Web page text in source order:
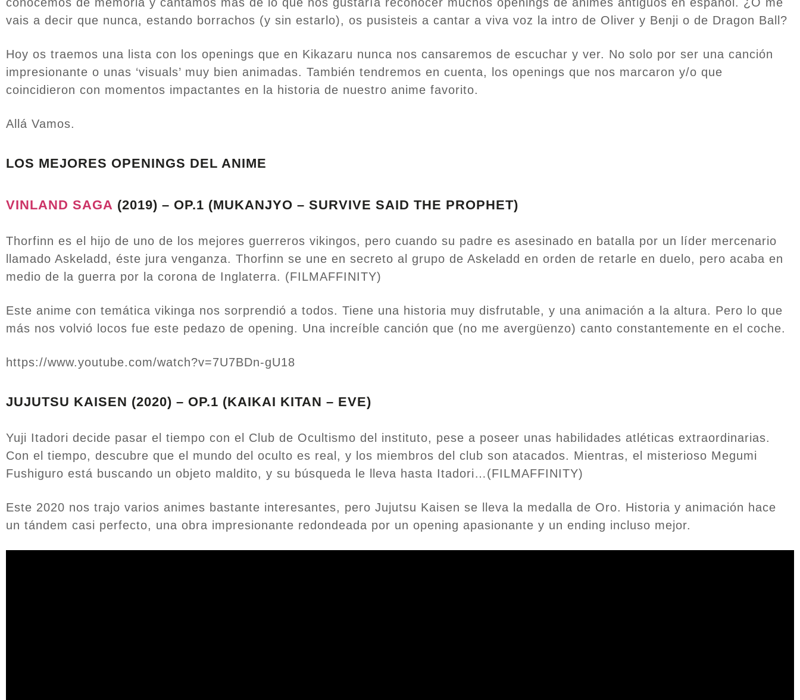
vais a decir que nunca, estando borrachos (y sin estarlo), os pusisteis a cantar a viva voz la intro de Oliver y Benji o de Dragon Ball?
Hoy os traemos una lista con los openings que en Kikazaru nunca nos cansaremos de escuchar y ver. No solo por ser una canción
impresionante o unas ‘visuals’ muy bien animadas. También tendremos en cuenta, los openings que nos marcaron y/o que
coincidieron con momentos impactantes en la historia de nuestro anime favorito.
Allá Vamos.
LOS MEJORES OPENINGS DEL ANIME
VINLAND SAGA (2019) – OP.1 (MUKANJYO – SURVIVE SAID THE PROPHET)
Thorfinn es el hijo de uno de los mejores guerreros vikingos, pero cuando su padre es asesinado en batalla por un líder mercenario
llamado Askeladd, éste jura venganza. Thorfinn se une en secreto al grupo de Askeladd en orden de retarle en duelo, pero acaba en
medio de la guerra por la corona de Inglaterra. (FILMAFFINITY)
Este anime con temática vikinga nos sorprendió a todos. Tiene una historia muy disfrutable, y una animación a la altura. Pero lo que
más nos volvió locos fue este pedazo de opening. Una increíble canción que (no me avergüenzo) canto constantemente en el coche.
https://www.youtube.com/watch?v=7U7BDn-gU18
JUJUTSU KAISEN (2020) – OP.1 (KAIKAI KITAN – EVE)
Yuji Itadori decide pasar el tiempo con el Club de Ocultismo del instituto, pese a poseer unas habilidades atléticas extraordinarias.
Con el tiempo, descubre que el mundo del oculto es real, y los miembros del club son atacados. Mientras, el misterioso Megumi
Fushiguro está buscando un objeto maldito, y su búsqueda le lleva hasta Itadori…(FILMAFFINITY)
Este 2020 nos trajo varios animes bastante interesantes, pero Jujutsu Kaisen se lleva la medalla de Oro. Historia y animación hace
un tándem casi perfecto, una obra impresionante redondeada por un opening apasionante y un ending incluso mejor.